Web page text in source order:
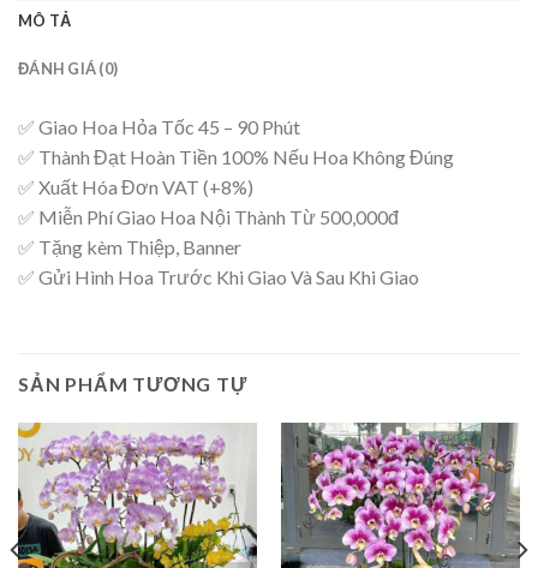
MÔ TẢ
ĐÁNH GIÁ (0)
✅ Giao Hoa Hỏa Tốc 45 – 90 Phút
✅ Thành Đạt Hoàn Tiền 100% Nếu Hoa Không Đúng
✅ Xuất Hóa Đơn VAT (+8%)
✅ Miễn Phí Giao Hoa Nội Thành Từ 500,000đ
✅ Tặng kèm Thiệp, Banner
✅ Gửi Hình Hoa Trước Khi Giao Và Sau Khi Giao
SẢN PHẨM TƯƠNG TỰ